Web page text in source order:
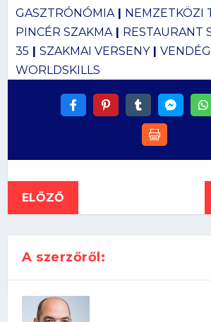
GASZTRÓNÓMIA| NEMZETKÖZI
PINCÉR SZAKMA| RESTAURANT
35 | SZAKMAI VERSENY|
WORLDSKILLS
ELŐZŐ
A szerzőről: